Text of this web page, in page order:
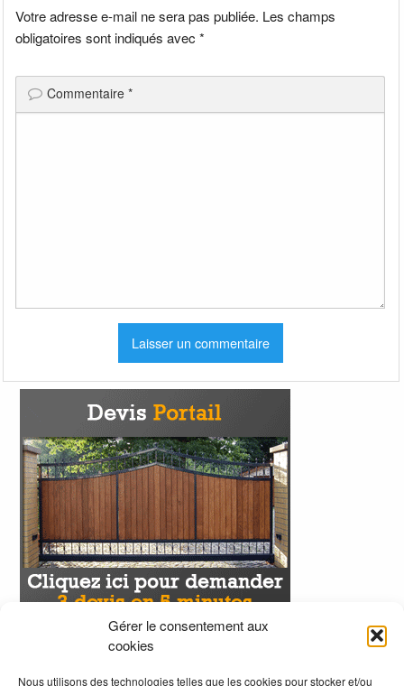
Gérer le consentement aux
cookies
Nous utilisons des technologies telles que les cookies pour stocker et/ou
Votre adresse e-mail ne sera pas publiée. Les champs
obligatoires sont indiqués avec*
Commentaire*